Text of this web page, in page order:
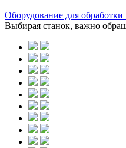
Оборудование для
Выбирая станок, важно